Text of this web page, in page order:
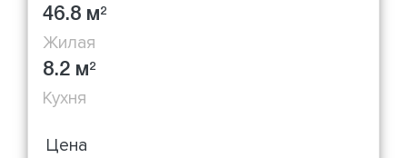
46.8 м2
Жилая
8.2 м2
Кухня
Цена